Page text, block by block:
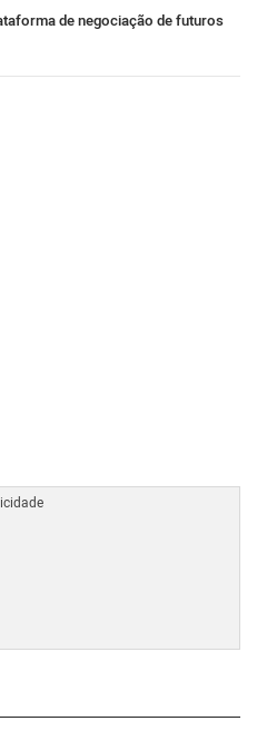
de negociação de futuros